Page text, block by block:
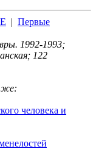
| Первые
1992-1993;
122
же:
человека и